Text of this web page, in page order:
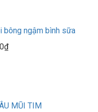
bông ngậm bình sữa
MŨI TIM